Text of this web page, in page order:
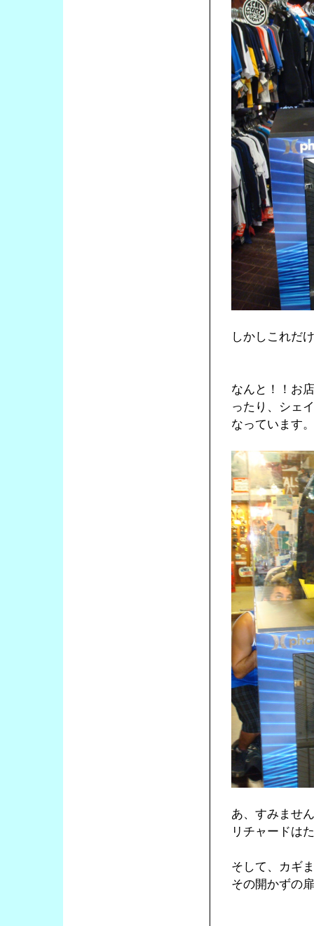
しかしこれだ
なんと！！お
ったり、シェ
なっています
あ、すみませ
リチャードは
そして、カギ
その開かずの